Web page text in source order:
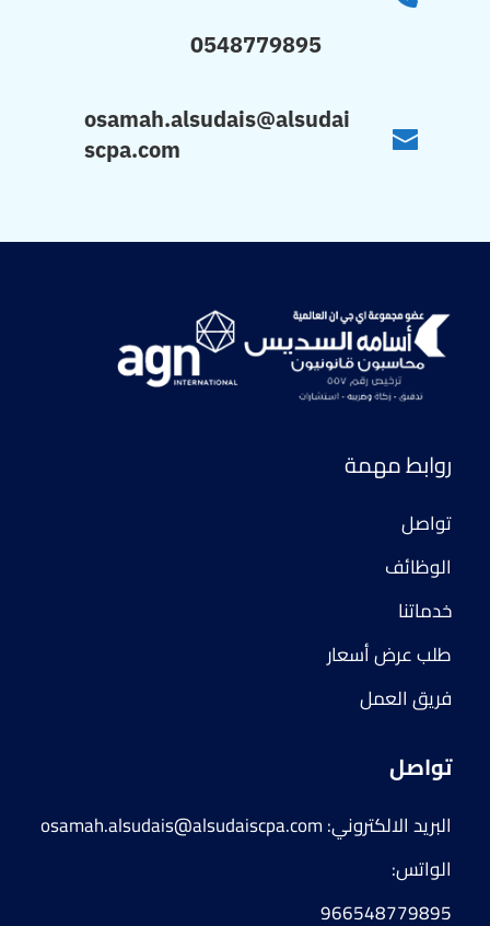
0548779895
osamah.alsudais@alsudai
scpa.com
روابط مهمة
تواصل
الوظائف
خدماتنا
طلب عرض أسعار
فريق العمل
تواصل
البريد الالكتروني: osamah.alsudais@alsudaiscpa.com
الواتس:
966548779895